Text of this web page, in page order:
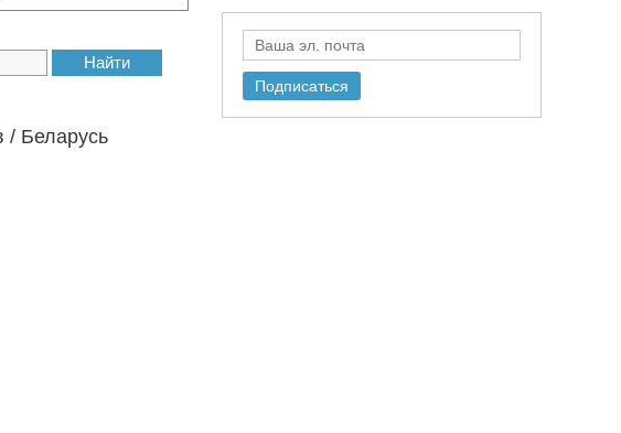
/ Беларусь